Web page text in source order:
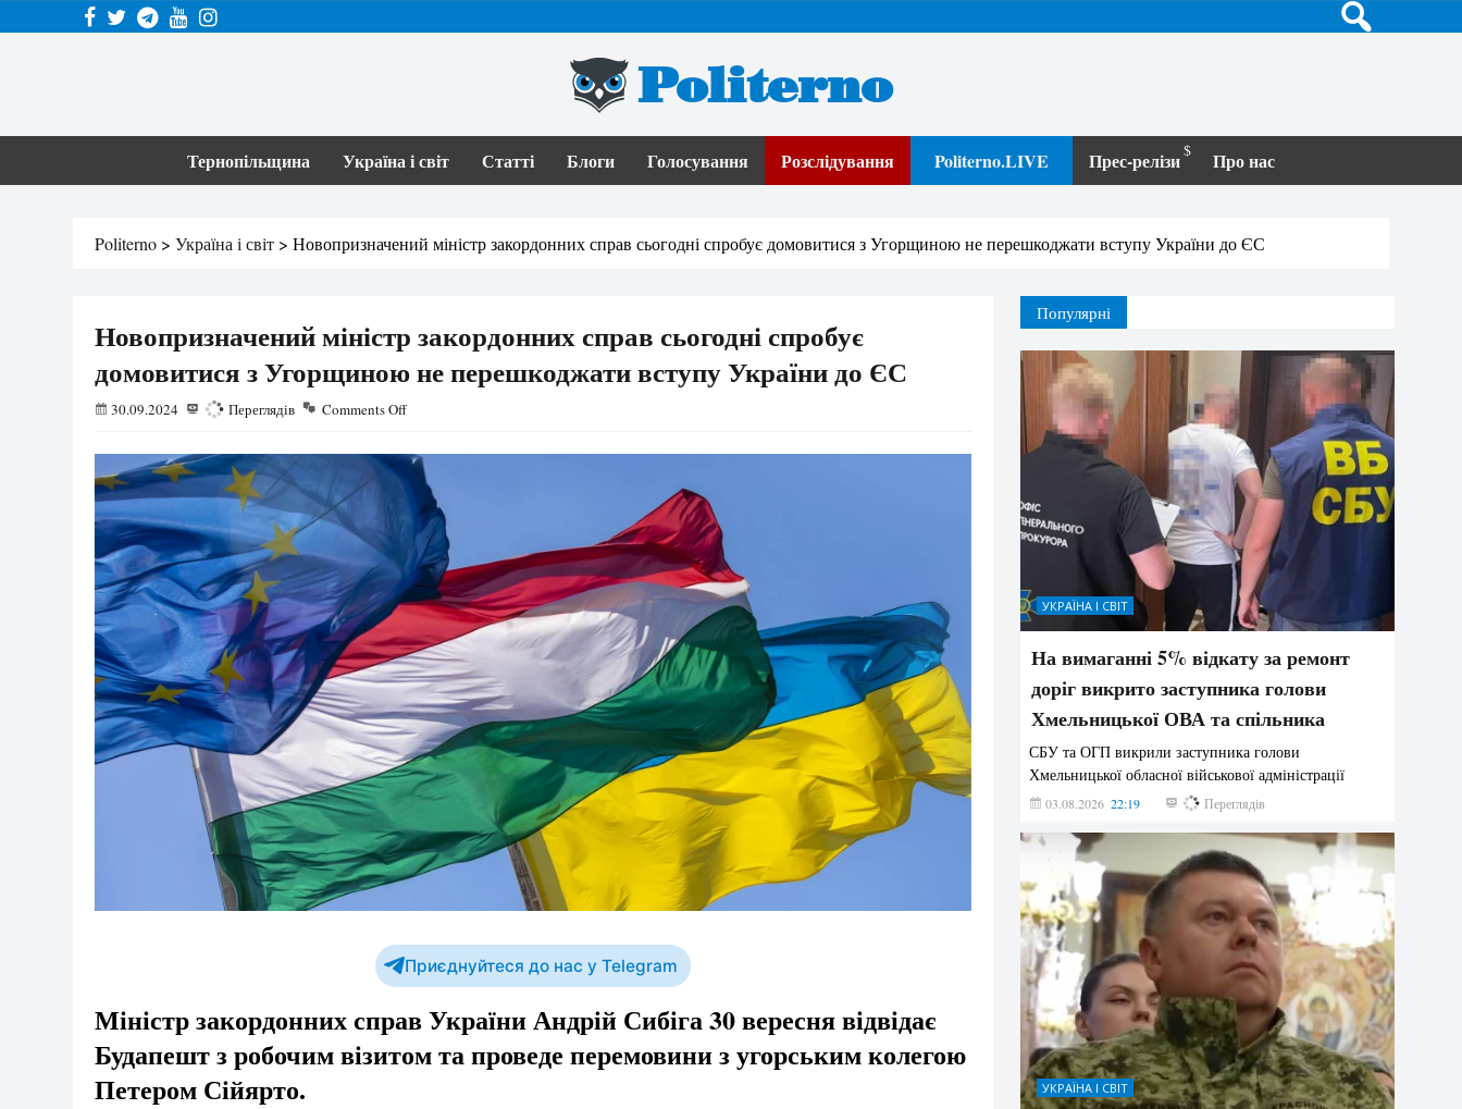
Politerno
Тернопільщина Україна і світ Статті Блоги Голосування Розслідування Politerno.LIVE Прес-релізи Про нас
Politerno > Україна і світ > Новопризначений міністр закордонних справ сьогодні спробує домовитися з Угорщиною не перешкоджати вступу України до ЄС
Новопризначений міністр закордонних справ сьогодні спробує
домовитися з Угорщиною не перешкоджати вступу України до ЄС
30.09.2024 701 Переглядів Comments Off
Приєднуйтеся до нас у Telegram
Міністр закордонних справ України Андрій Сибіга 30 вересня відвідає
Будапешт з робочим візитом та проведе перемовини з угорським колегою
Петером Сійярто.
Популярні
УКРАЇНА І СВІТ
На вимаганні 5% відкату за ремонт
доріг викрито заступника голови
Хмельницької ОВА та спільника
СБУ та ОГП викрили заступника голови
Хмельницької обласної військової адміністрації
03.08.2026 22:19 829 Переглядів
УКРАЇНА І СВІТ